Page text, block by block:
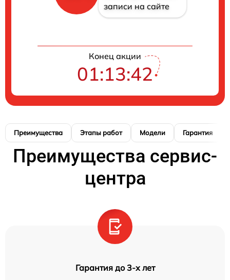
записи на сайте
Конец акции
01:13:42
Преимущества Этапы работ Модели Гарантия
Преимущества сервис-
центра
Гарантия до 3-х лет